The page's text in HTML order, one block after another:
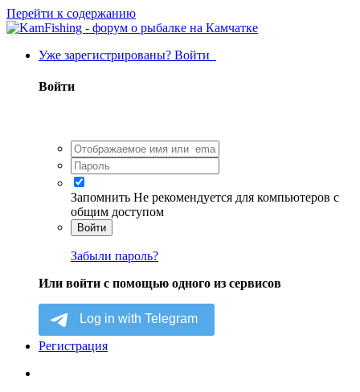
Перейти к содержанию
Уже зарегистрированы? Войти
Войти
Запомнить Не рекомендуется для компьютеров с
общим доступом
Войти
Забыли пароль?
Или войти с помощью одного из сервисов
Регистрация